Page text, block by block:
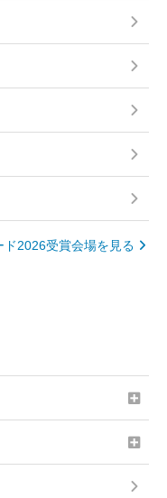
ド2026受賞会場を見る